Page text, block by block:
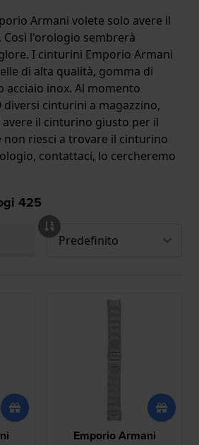
Armani volete solo avere il
l'orologio sembrerà
I cinturini Emporio Armani
di alta qualità, gomma di
acciaio inox. Al momento
diversi cinturini a magazzino,
il cinturino giusto per il
riesci a trovare il cinturino
contattaci, lo cercheremo
425
Emporio Armani